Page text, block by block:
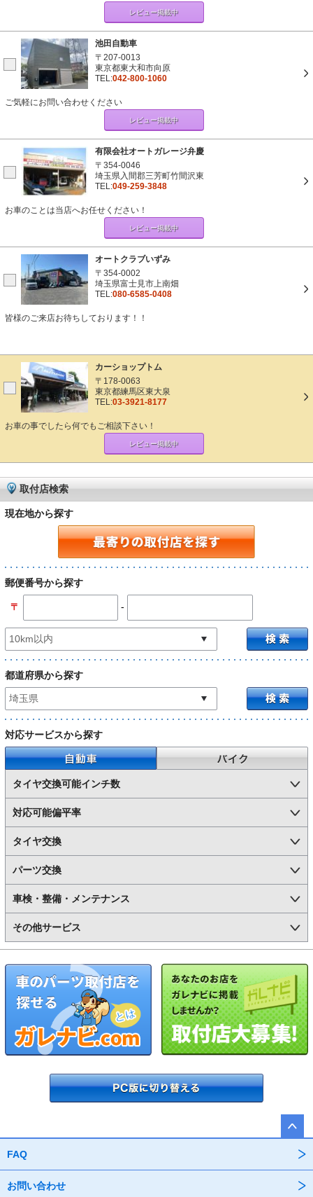
レビュー掲載中
池田自動車
〒207-0013
東京都東大和市向原
TEL:042-800-1060
ご気軽にお問い合わせください
レビュー掲載中
有限会社オートガレージ弁慶
〒354-0046
埼玉県入間郡三芳町竹間沢東
TEL:049-259-3848
お車のことは当店へお任せください！
レビュー掲載中
オートクラブいずみ
〒354-0002
埼玉県富士見市上南畑
TEL:080-6585-0408
皆様のご来店お待ちしております！！
カーショップトム
〒178-0063
東京都練馬区東大泉
TEL:03-3921-8177
お車の事でしたら何でもご相談下さい！
レビュー掲載中
取付店検索
現在地から探す
郵便番号から探す
〒 -
都道府県から探す
対応サービスから探す
自動車
タイヤ交換可能インチ数
対応可能偏平率
タイヤ交換
パーツ交換
車検・整備・メンテナンス
その他サービス
FAQ
お問い合わせ